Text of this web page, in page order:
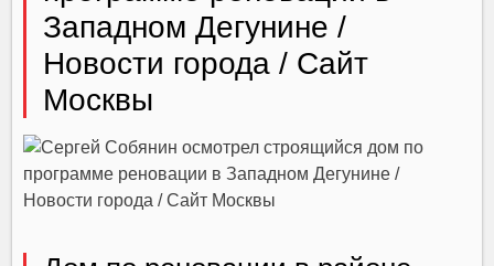
Западном Дегунине /
Новости города / Сайт
Москвы